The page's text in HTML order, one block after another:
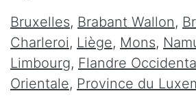
Bruxelles, Brabant Wallon,
Charleroi, Liège, Mons,
Limbourg, Flandre
Orientale, Province du